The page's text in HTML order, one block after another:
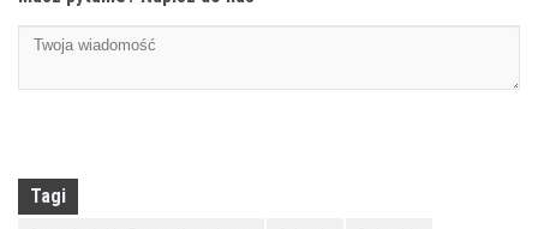
Tagi